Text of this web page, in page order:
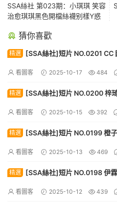
SSA絲社 第023期：小琪琪 笑容
治愈琪琪黑色開檔絲襪别樣Y惑
猜你喜歡
精選 [SSA絲社]短片 NO.0201 CC
看圖客 2025-10-17 484
精選 [SSA絲社]短片 NO.0200 梓
看圖客 2025-10-15 392
精選 [SSA絲社]短片 NO.0199 橙
看圖客 2025-10-13 469
精選 [SSA絲社]短片 NO.0198 伊
看圖客 2025-10-12 439